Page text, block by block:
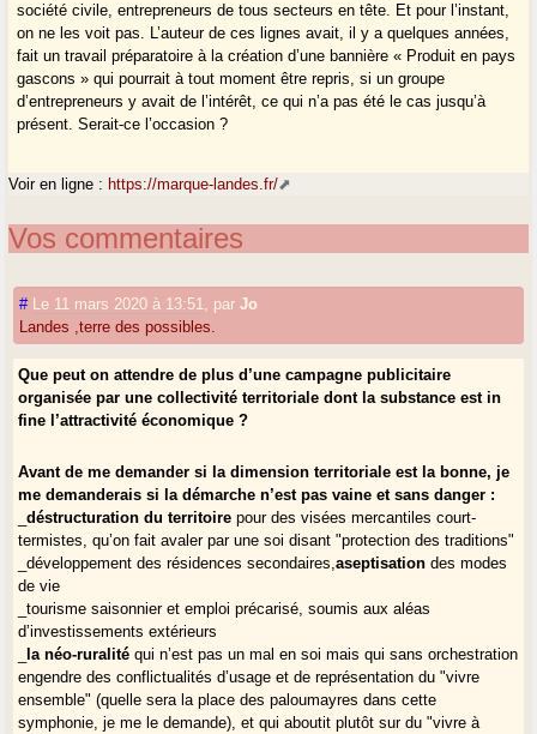
société civile, entrepreneurs de tous secteurs en tête. Et pour l’instant,
on ne les voit pas. L’auteur de ces lignes avait, il y a quelques années,
fait un travail préparatoire à la création d’une bannière « Produit en pays
gascons » qui pourrait à tout moment être repris, si un groupe
d’entrepreneurs y avait de l’intérêt, ce qui n’a pas été le cas jusqu’à
présent. Serait-ce l’occasion ?
Voir en ligne : https://marque-landes.fr/
Vos commentaires
# Le 11 mars 2020 à 13:51 parJo
Landes ,terre des possibles.
Que peut on attendre de plus d’une campagne publicitaire
organisée par une collectivité territoriale dont la substance est in
fine l’attractivité économique ?
Avant de me demander si la dimension territoriale est la bonne, je
me demanderais si la démarche n’est pas vaine et sans danger :
_déstructuration du territoire pour des visées mercantiles court-
termistes, qu’on fait avaler par une soi disant "protection des traditions"
_développement des résidences secondaires,aseptisation des modes
de vie
_tourisme saisonnier et emploi précarisé, soumis aux aléas
d’investissements extérieurs
la néo-ruralité qui n’est pas un mal en soi mais qui sans orchestration
engendre des conflictualités d’usage et de représentation du "vivre
ensemble" (quelle sera la place des paloumayres dans cette
symphonie, je me le demande), et qui aboutit plutôt sur du "vivre à